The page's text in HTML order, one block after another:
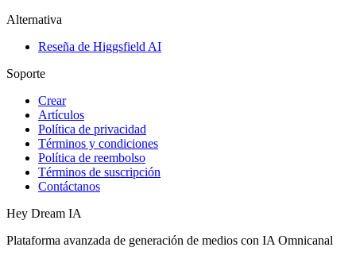
Alternativa
Reseña de Higgsfield AI
Soporte
Crear
Artículos
Política de privacidad
Términos y condiciones
Política de reembolso
Términos de suscripción
Contáctanos
Hey Dream IA
Plataforma avanzada de generación de medios con IA Omnicanal